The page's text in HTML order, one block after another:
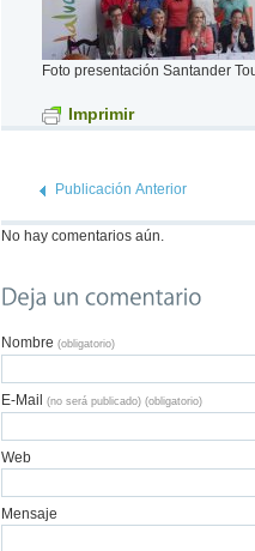
Foto presentación Santander
Imprimir
Publicación Anterior
No hay comentarios aún.
Nombre (obligatorio)
E-Mail (no será publicado) (obligatorio)
Web
Mensaje